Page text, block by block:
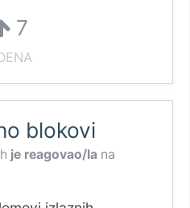
7
blokovi
je reagovao/la na